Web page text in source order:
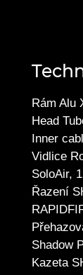
Rám Alu
Head
Inner
Vidlice
SoloAir,
Řazení
Shadow
Kazeta